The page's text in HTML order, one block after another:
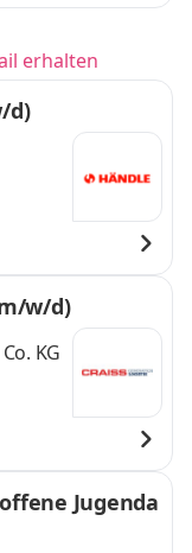
erhalten
d)
w/d)
KG
Jugenda